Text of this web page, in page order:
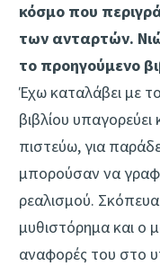
κόσμο που
των ανταρτών.
το προηγούμενο
Έχω καταλάβει με
βιβλίου
πιστεύω, για
μπορούσαν να
ρεαλισμού.
μυθιστόρημα και ο
αναφορές του στο